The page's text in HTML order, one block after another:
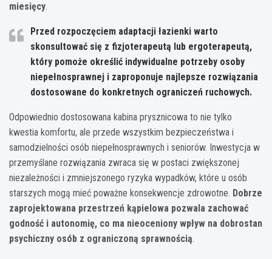
miesięcy.
Przed rozpoczęciem adaptacji łazienki warto
skonsultować się z fizjoterapeutą lub ergoterapeutą,
który pomoże określić indywidualne potrzeby osoby
niepełnosprawnej i zaproponuje najlepsze rozwiązania
dostosowane do konkretnych ograniczeń ruchowych.
Odpowiednio dostosowana kabina prysznicowa to nie tylko
kwestia komfortu, ale przede wszystkim bezpieczeństwa i
samodzielności osób niepełnosprawnych i seniorów. Inwestycja w
przemyślane rozwiązania zwraca się w postaci zwiększonej
niezależności i zmniejszonego ryzyka wypadków, które u osób
starszych mogą mieć poważne konsekwencje zdrowotne. Dobrze
zaprojektowana przestrzeń kąpielowa pozwala zachować
godność i autonomię, co ma nieoceniony wpływ na dobrostan
psychiczny osób z ograniczoną sprawnością.